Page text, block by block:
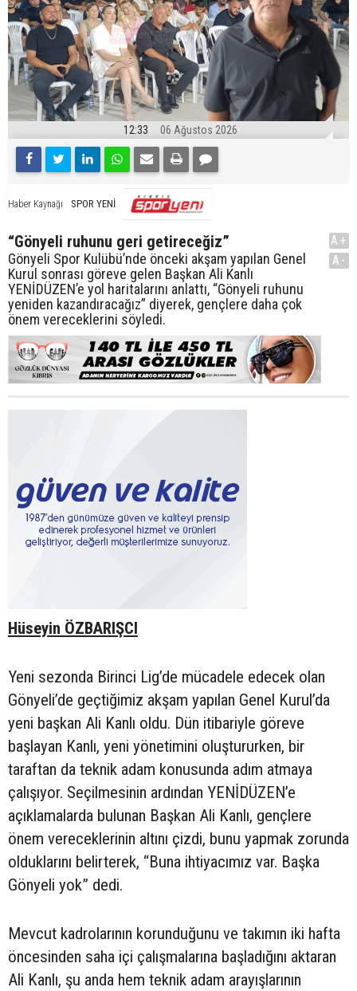
12:33 06 Ağustos 2026
Haber Kaynağı SPOR YENİ
“Gönyeli ruhunu geri getireceğiz”
Gönyeli Spor Kulübü’nde önceki akşam yapılan Genel
Kurul sonrası göreve gelen Başkan Ali Kanlı
YENİDÜZEN’e yol haritalarını anlattı, “Gönyeli ruhunu
yeniden kazandıracağız” diyerek, gençlere daha çok
önem vereceklerini söyledi.
A+
A-
Hüseyin ÖZBARIŞCI
Yeni sezonda Birinci Lig’de mücadele edecek olan
Gönyeli’de geçtiğimiz akşam yapılan Genel Kurul’da
yeni başkan Ali Kanlı oldu. Dün itibariyle göreve
başlayan Kanlı, yeni yönetimini oluştururken, bir
taraftan da teknik adam konusunda adım atmaya
çalışıyor. Seçilmesinin ardından YENİDÜZEN’e
açıklamalarda bulunan Başkan Ali Kanlı, gençlere
önem vereceklerinin altını çizdi, bunu yapmak zorunda
olduklarını belirterek, “Buna ihtiyacımız var. Başka
Gönyeli yok” dedi.
Mevcut kadrolarının korunduğunu ve takımın iki hafta
öncesinden saha içi çalışmalarına başladığını aktaran
Ali Kanlı, şu anda hem teknik adam arayışlarının